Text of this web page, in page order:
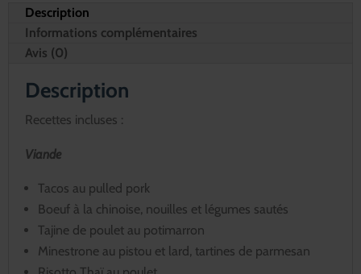
Description
Informations complémentaires
Avis (0)
Description
Recettes incluses :
Viande
Tacos au pulled pork
Boeuf à la chinoise, nouilles et légumes sautés
Tajine de poulet au potimarron
Minestrone au pistou et lard, tartines de parmesan